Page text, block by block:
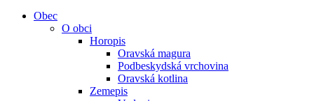
Obec
O obci
Horopis
Oravská magura
Podbeskydská vrchovina
Oravská kotlina
Zemepis